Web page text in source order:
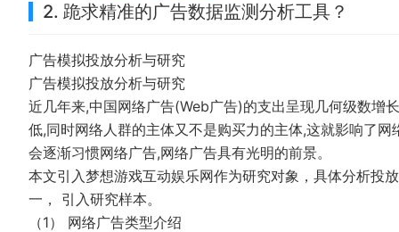
2. 跪求精准的广告数据监测分析工具？
广告模拟投放分析与研究
广告模拟投放分析与研究
近几年来,中国网络广告(Web广告)的支出呈现几何级数增
低,同时网络人群的主体又不是购买力的主体,这就影响了
会逐渐习惯网络广告,网络广告具有光明的前景。
本文引入梦想游戏互动娱乐网作为研究对象，具体分析投
一， 引入研究样本。
（1） 网络广告类型介绍